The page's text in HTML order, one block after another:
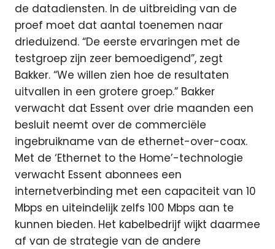
de datadiensten. In de uitbreiding van de
proef moet dat aantal toenemen naar
drieduizend. “De eerste ervaringen met de
testgroep zijn zeer bemoedigend”, zegt
Bakker. “We willen zien hoe de resultaten
uitvallen in een grotere groep.” Bakker
verwacht dat Essent over drie maanden een
besluit neemt over de commerciële
ingebruikname van de ethernet-over-coax.
Met de ‘Ethernet to the Home’-technologie
verwacht Essent abonnees een
internetverbinding met een capaciteit van 10
Mbps en uiteindelijk zelfs 100 Mbps aan te
kunnen bieden. Het kabelbedrijf wijkt daarmee
af van de strategie van de andere